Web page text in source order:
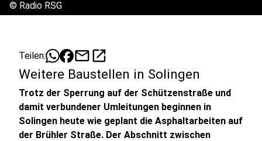
© Radio RSG
Teilen: mailopen_in_new
Weitere Baustellen in Solingen
Trotz der Sperrung auf der Schützenstraße und
damit verbundener Umleitungen beginnen in
Solingen heute wie geplant die Asphaltarbeiten auf
der Brühler Straße. Der Abschnitt zwischen